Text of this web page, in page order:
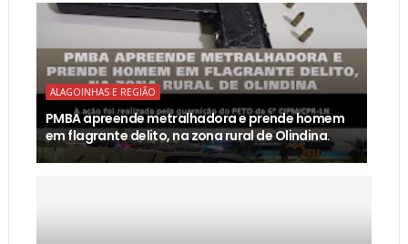
ALAGOINHAS E REGIÃO
PMBA apreende metralhadora e prende homem
em flagrante delito, na zona rural de Olindina.